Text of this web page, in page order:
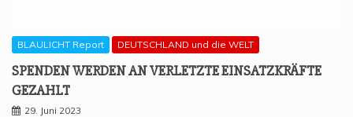
BLAULICHT Report DEUTSCHLAND und die WELT
SPEN­DEN WER­DEN AN VER­LETZ­TE EIN­SATZ­KRÄF­TE
GEZAHLT
29. Juni 2023